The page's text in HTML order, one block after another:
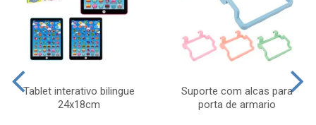
Tablet interativo bilingue
24x18cm
Suporte com alcas para
porta de armario